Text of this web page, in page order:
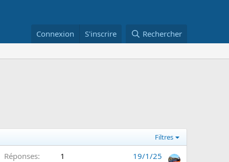
Connexion S'inscrire Rechercher
Filtres
Réponses 1 19/1/25